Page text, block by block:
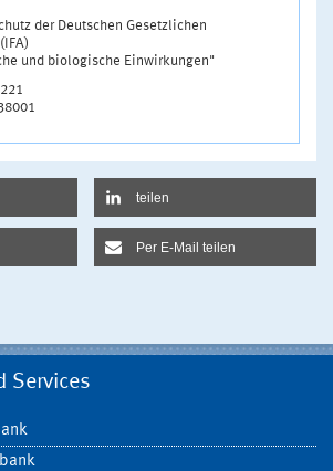
der Deutschen Gesetzlichen
und biologische Einwirkungen"
teilen
Per E-Mail teilen
Services